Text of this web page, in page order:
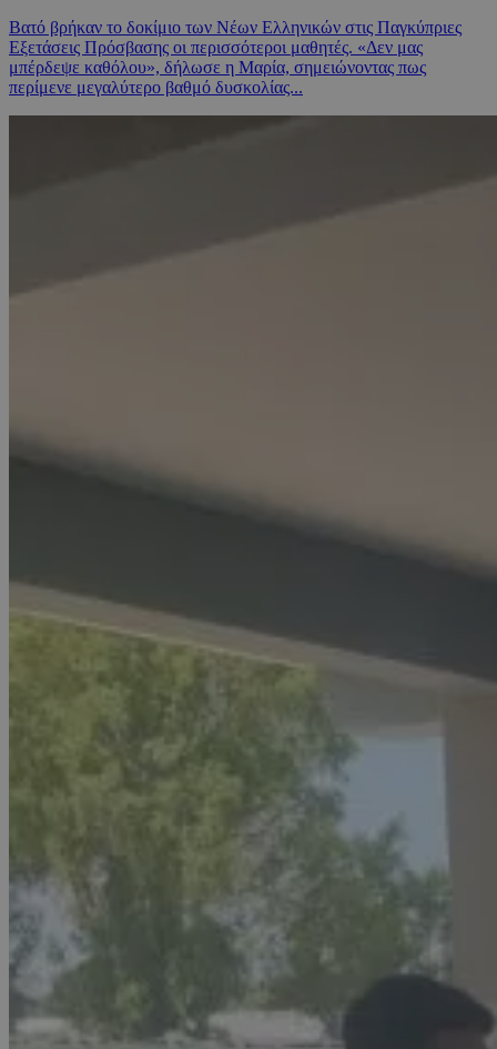
Βατό βρήκαν το δοκίμιο των Νέων Ελληνικών στις Παγκύπριες
Εξετάσεις Πρόσβασης οι περισσότεροι μαθητές. «Δεν μας
μπέρδεψε καθόλου», δήλωσε η Μαρία, σημειώνοντας πως
περίμενε μεγαλύτερο βαθμό δυσκολίας...